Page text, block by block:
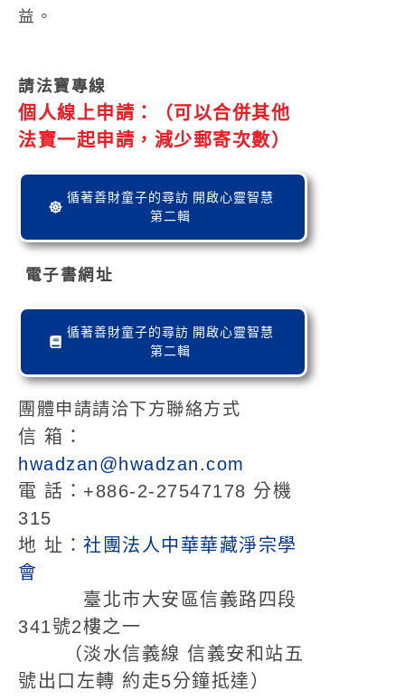
益。
請法寶專線
個人線上申請：（可以合併其他
法寶一起申請，減少郵寄次數）
循著善財童子的尋訪 開啟心靈智慧
第二輯
電子書網址
循著善財童子的尋訪 開啟心靈智慧
第二輯
團體申請請洽下方聯絡方式
信 箱：
hwadzan@hwadzan.com
電 話：+886-2-27547178 分機
315
地 址： 社團法人中華華藏淨宗學
會
臺北市大安區信義路四段
341號2樓之一
（淡水信義線 信義安和站五
號出口左轉 約走5分鐘抵達）